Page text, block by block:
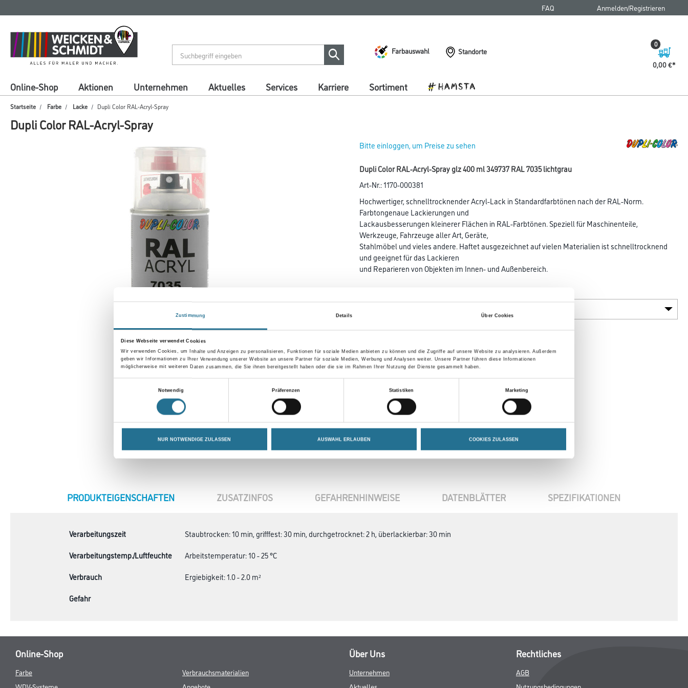
Zustimmung Details Über Cookies
Diese Webseite verwendet Cookies
Wir verwenden Cookies, um Inhalte und Anzeigen zu personalisieren, Funktionen für soziale Medien anbieten zu können und die Zugriffe auf unsere Website zu analysieren. Außerdem
geben wir Informationen zu Ihrer Verwendung unserer Website an unsere Partner für soziale Medien, Werbung und Analysen weiter. Unsere Partner führen diese Informationen
möglicherweise mit weiteren Daten zusammen, die Sie ihnen bereitgestellt haben oder die sie im Rahmen Ihrer Nutzung der Dienste gesammelt haben.
Notwendig
Präferenzen Statistiken Marketing
NUR NOTWENDIGE ZULASSEN AUSWAHL ERLAUBEN COOKIES ZULASSEN
springen
springen
FAQ Anmelden/Registrieren
Farbauswahl
Standorte
0,00 €
0
Online-Shop Aktionen Unternehmen Aktuelles Services Karriere Sortiment
Startseite Farbe Lacke Dupli Color RAL-Acryl-Spray
Dupli Color RAL-Acryl-Spray
Bitte einloggen, um Preise zu sehen
Dupli Color RAL-Acryl-Spray glz 400 ml 349737 RAL 7035 lichtgrau
Art-Nr.:1170-000381
Hochwertiger, schnelltrocknender Acryl-Lack in Standardfarbtönen nach der RAL-Norm.
Farbtongenaue Lackierungen und
Lackausbesserungen kleinerer Flächen in RAL-Farbtönen. Speziell für Maschinenteile,
Werkzeuge, Fahrzeuge aller Art, Geräte,
Stahlmöbel und vieles andere. Haftet ausgezeichnet auf vielen Materialien ist schnelltrocknend
und geeignet für das Lackieren
und Reparieren von Objekten im Innen- und Außenbereich.
Umrechnungsfaktoren
CURRENT
PRODUKTEIGENSCHAFTEN ZUSATZINFOS GEFAHRENHINWEISE DATENBLÄTTER SPEZIFIKATIONEN
Verarbeitungszeit
Staubtrocken: 10 min, grifffest: 30 min, durchgetrocknet: 2 h, überlackierbar: 30 min
Verarbeitungstemp./Luftfeuchte
Arbeitstemperatur: 10 - 25 °C
Verbrauch
Ergiebigkeit: 1.0 - 2.0 m²
Gefahr
Online-Shop
Farbe
Verbrauchsmaterialien
Über Uns
Unternehmen
Rechtliches
AGB